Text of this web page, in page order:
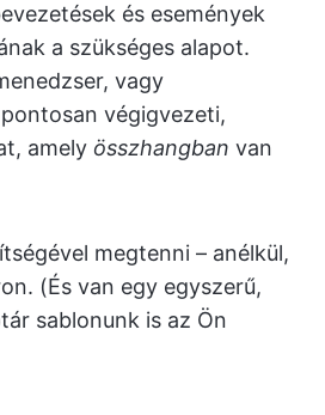
és események
a szükséges alapot.
vagy
végigvezeti,
amely összhangban van
megtenni – anélkül,
(És van egy egyszerű,
sablonunk is az Ön